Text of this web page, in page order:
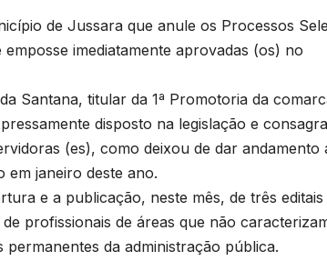
de Jussara que anule os Processos
imediatamente aprovadas (os) no
Santana, titular da 1ª Promotoria da
disposto na legislação e
(es), como deixou de dar andamento
em janeiro deste ano.
e a publicação, neste mês, de três editais
profissionais de áreas que não
da administração pública.